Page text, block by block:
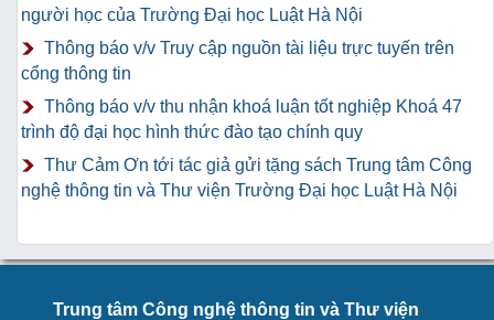
người học của Trường Đại học Luật Hà Nội
Thông báo v/v Truy cập nguồn tài liệu trực tuyến trên
cổng thông tin
Thông báo v/v thu nhận khoá luận tốt nghiệp Khoá 47
trình độ đại học hình thức đào tạo chính quy
Thư Cảm Ơn tới tác giả gửi tặng sách Trung tâm Công
nghệ thông tin và Thư viện Trường Đại học Luật Hà Nội
Trung tâm Công nghệ thông tin và Thư viện